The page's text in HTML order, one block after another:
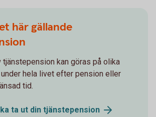
här gällande
tjänstepension kan göras på olika
hela livet efter pension eller
tid.
ta ut din tjänstepension